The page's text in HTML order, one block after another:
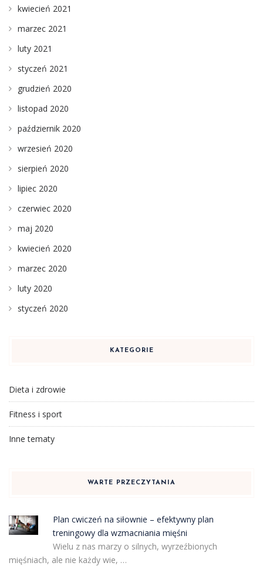
kwiecień 2021
marzec 2021
luty 2021
styczeń 2021
grudzień 2020
listopad 2020
październik 2020
wrzesień 2020
sierpień 2020
lipiec 2020
czerwiec 2020
maj 2020
kwiecień 2020
marzec 2020
luty 2020
styczeń 2020
KATEGORIE
Dieta i zdrowie
Fitness i sport
Inne tematy
WARTE PRZECZYTANIA
Plan cwiczeń na siłownie – efektywny plan
treningowy dla wzmacniania mięśni
Wielu z nas marzy o silnych, wyrzeźbionych
mięśniach, ale nie każdy wie, …